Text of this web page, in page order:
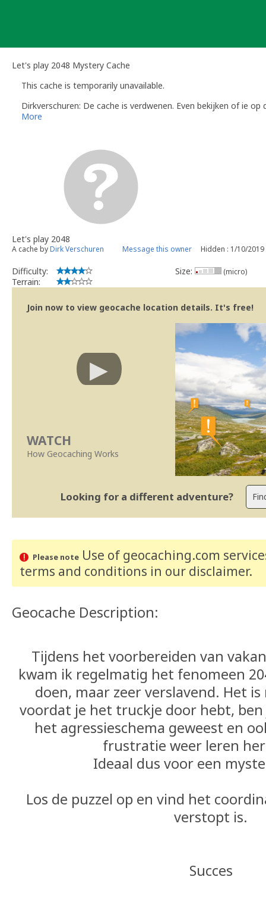
Let's play 2048 Mystery Cache
This cache is temporarily unavailable.
Dirkverschuren: De cache is verdwenen. Even bekijken of ie
More
Let's play 2048
A cache byDirk Verschuren Message this owner Hidden : 1/10/2019
Difficulty:
Terrain:
Size: (micro)
Join now to view geocache location details. It's free!
WATCH
How Geocaching Works
Looking for a different adventure?
Please noteUse of geocaching.com
terms and conditions in our disclaimer.
Geocache Description:
Tijdens het voorbereiden van
kwam ik regelmatig het fenomeen
doen, maar zeer verslavend. Het
voordat je het truckje door hebt,
het agressieschema geweest en
frustratie weer leren
Ideaal dus voor een
Los de puzzel op en vind het
verstopt is.
Succes